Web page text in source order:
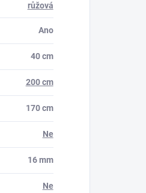
růžová
Ano
40 cm
200 cm
170 cm
Ne
16 mm
Ne